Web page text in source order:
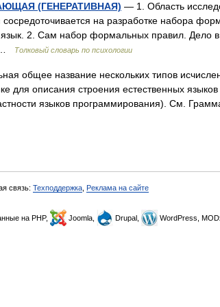
(ГЕНЕРАТИВНАЯ) — 1. Область
сосредоточивается на разработке набора
2. Сам набор формальных правил. Дело в
…
Толковый словарь по психологии
общее название нескольких типов
для описания строения естественных
языков программирования). См.
связь: Техподдержка Реклама на сайте
на PHP, Joomla, Drupal, WordPress,